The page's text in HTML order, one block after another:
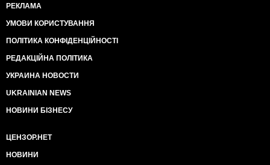
РЕКЛАМА
УМОВИ КОРИСТУВАННЯ
ПОЛІТИКА КОНФІДЕНЦІЙНОСТІ
РЕДАКЦІЙНА ПОЛІТИКА
УКРАИНА НОВОСТИ
UKRAINIAN NEWS
НОВИНИ БІЗНЕСУ
ЦЕНЗОР.НЕТ
НОВИНИ